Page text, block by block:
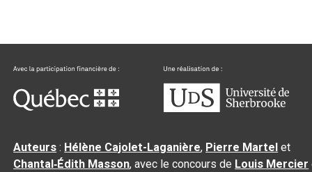
Auteurs : Hélène Cajolet-Laganière, Pierre Martel et
Chantal‑Édith Masson, avec le concours de Louis Mercier